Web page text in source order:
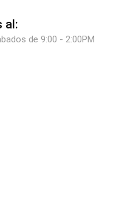
al:
de 9:00 - 2:00PM